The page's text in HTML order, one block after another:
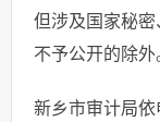
但涉及国家秘
不予公开的除外
新乡市审计局